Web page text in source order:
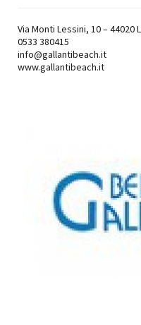
Via Monti Lessini, 10 –
0533 380415
info@gallantibeach.it
www.gallantibeach.it